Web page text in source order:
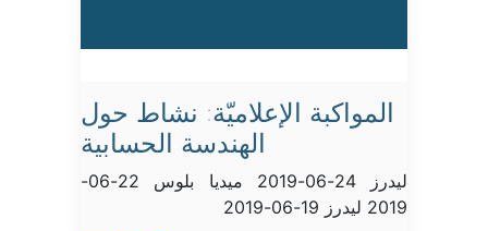
المواكبة الإعلاميّة: نشاط حول
الهندسة الحسابية
ليدرز 24-06-2019 ميديا بلوس 22-06-
2019 ليدرز 19-06-2019